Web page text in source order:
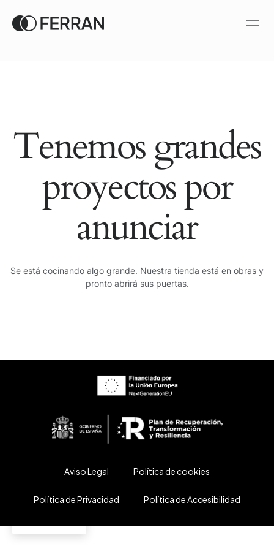
Tenemos grandes
proyectos por
anunciar
Se está cocinando algo grande. Nuestra tienda está en obras y
pronto abrirá sus puertas.
Aviso Legal Política de cookies
Política de Privacidad Política de Accesibilidad